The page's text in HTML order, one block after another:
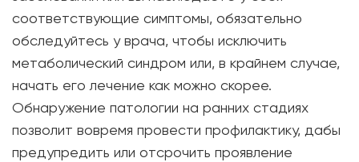
соответствующие симптомы, обязательно
обследуйтесь у врача, чтобы исключить
метаболический синдром или, в крайнем случае,
начать его лечение как можно скорее.
Обнаружение патологии на ранних стадиях
позволит вовремя провести профилактику, дабы
предупредить или отсрочить проявление